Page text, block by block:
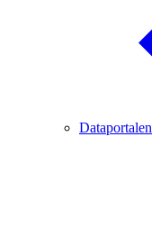
Dataportalen